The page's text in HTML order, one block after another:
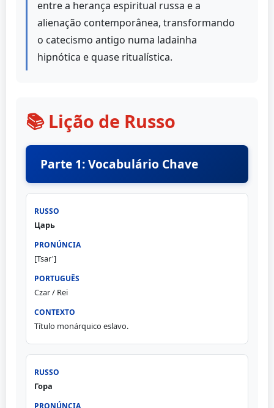
entre a herança espiritual russa e a
alienação contemporânea, transformando
o catecismo antigo numa ladainha
hipnótica e quase ritualística.
📚 Lição de Russo
Parte 1: Vocabulário Chave
Царь
[Tsar']
Czar / Rei
Título monárquico eslavo.
Гора